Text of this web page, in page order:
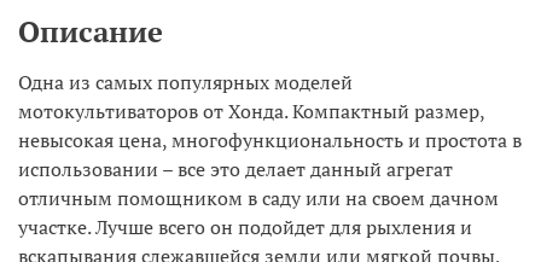
Описание
Одна из самых популярных моделей
мотокультиваторов от Хонда. Компактный размер,
невысокая цена, многофункциональность и простота в
использовании – все это делает данный агрегат
отличным помощником в саду или на своем дачном
участке. Лучше всего он подойдет для рыхления и
вскапывания слежавшейся земли или мягкой почвы,